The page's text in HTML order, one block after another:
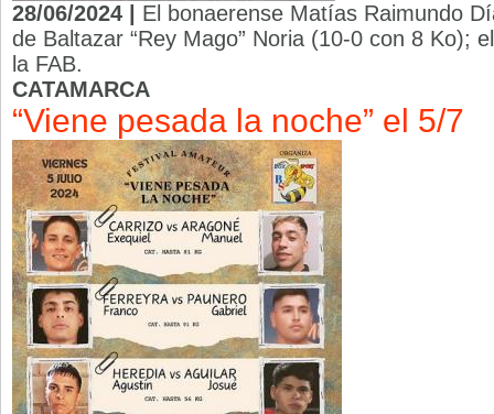
28/06/2024 | El bonaerense Matías Raimundo
de Baltazar “Rey Mago” Noria (10-0 con 8 Ko);
la FAB.
CATAMARCA
“Viene pesada la noche” el 5/7